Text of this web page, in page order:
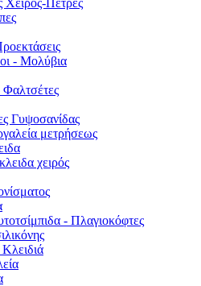
Χειρός-Πέτρες
- Μολύβια
Γυψοσανίδας
μετρήσεως
χειρός
- Πλαγιοκόφτες